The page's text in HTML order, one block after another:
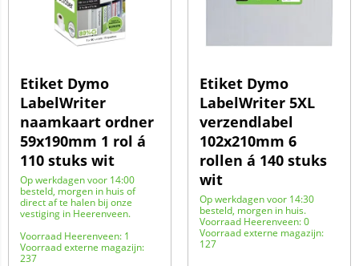
Etiket Dymo
LabelWriter
naamkaart ordner
59x190mm 1 rol á
110 stuks wit
Op werkdagen voor 14:00
besteld, morgen in huis of
direct af te halen bij onze
vestiging in Heerenveen.
Voorraad Heerenveen: 1
Voorraad externe magazijn:
237
Etiket Dymo
LabelWriter 5XL
verzendlabel
102x210mm 6
rollen á 140 stuks
wit
Op werkdagen voor 14:30
besteld, morgen in huis.
Voorraad Heerenveen: 0
Voorraad externe magazijn:
127